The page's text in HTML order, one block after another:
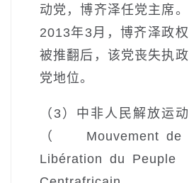
动党，博齐泽任党主席。
2013年3月，博齐泽政权
被推翻后，该党丧失执政
党地位。
（3）中非人民解放运动
（Mouvement de
Libération du Peuple